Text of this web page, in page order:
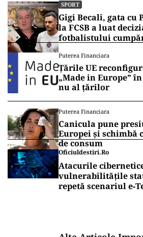
SPORT
Gigi Becali, gata cu
la FCSB a luat
fotbalistului
Puterea Financiara
Țările UE
„Made in Europe”
nu al țărilor
Puterea Financiara
Canicula pune
Europei și schimbă
de consum
Oficiuldestiri.ro
Atacurile
vulnerabilitățile
repetă scenariul